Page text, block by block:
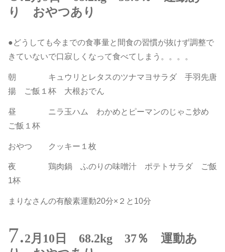
り おやつあり
●どうしても今までの食事量と間食の習慣が抜けず調整で
きていないで口寂しくなって食べてしまう。。。。
朝 キュウリとレタスのツナマヨサラダ 手羽先唐
揚 ご飯１杯 大根おでん
昼 ニラ玉ハム わかめとピーマンのじゃこ炒め
ご飯１杯
おやつ クッキー１枚
夜 鶏肉鍋 ふのりの味噌汁 ポテトサラダ ご飯
1杯
まりなさんの有酸素運動20分×２と10分
2月10日 68.2kg 37％ 運動あ